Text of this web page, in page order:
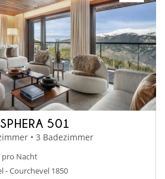
501
• 3 Badezimmer
pro Nacht
- Courchevel 1850